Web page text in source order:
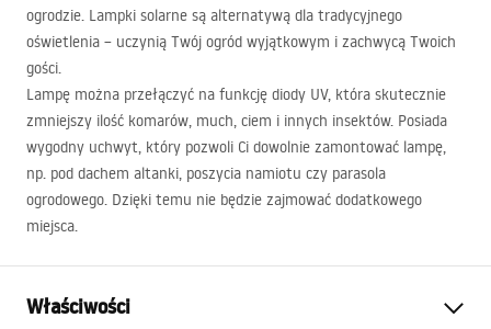
ogrodzie. Lampki solarne są alternatywą dla tradycyjnego
oświetlenia – uczynią Twój ogród wyjątkowym i zachwycą Twoich
gości.
Lampę można przełączyć na funkcję diody UV, która skutecznie
zmniejszy ilość komarów, much, ciem i innych insektów. Posiada
wygodny uchwyt, który pozwoli Ci dowolnie zamontować lampę,
np. pod dachem altanki, poszycia namiotu czy parasola
ogrodowego. Dzięki temu nie będzie zajmować dodatkowego
miejsca.
Właściwości